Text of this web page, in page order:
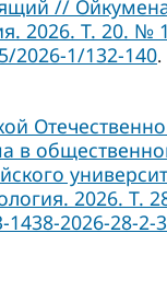
//
2026. Т. 20. №
2026-1/132-140.
в
2026. Т.
1438-2026-28-2-